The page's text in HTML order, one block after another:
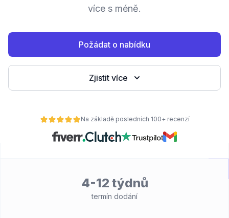
více s méně.
Požádat o nabídku
Zjistit více
Na základě posledních 100+ recenzí
4-12 týdnů
termín dodání